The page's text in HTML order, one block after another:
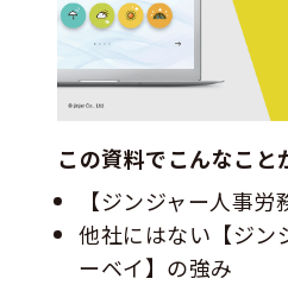
この資料でこんなこと
【ジンジャー人事
他社にはない【ジン
ーベイ】の強み